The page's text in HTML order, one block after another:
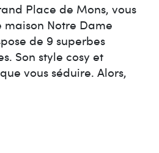
Place de Mons, vous
Notre Dame
de 9 superbes
Son style cosy et
vous séduire. Alors,